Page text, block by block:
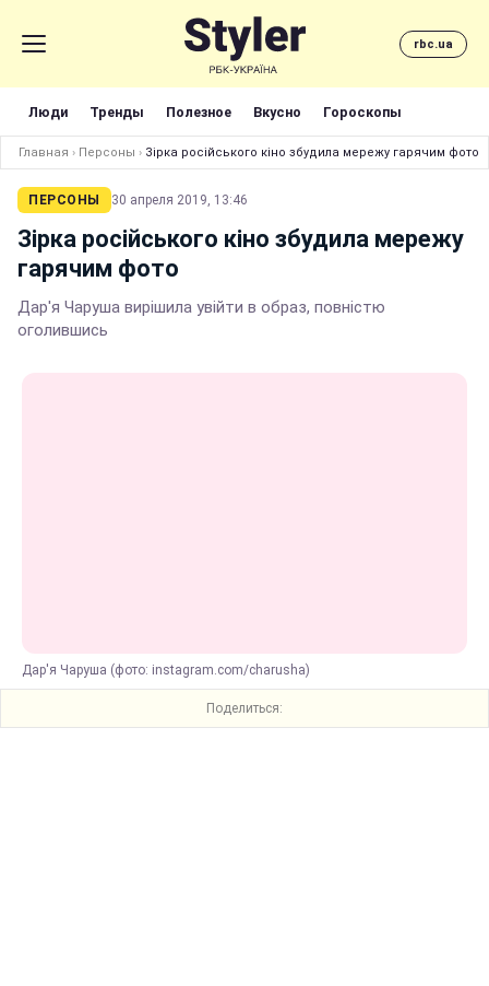
rbc.ua
Люди Тренды Полезное Вкусно Гороскопы
Главная › Персоны › Зірка російського кіно збудила мережу гарячим фото
ПЕРСОНЫ 30 апреля 2019, 13:46
Зірка російського кіно збудила мережу
гарячим фото
Дар'я Чаруша вирішила увійти в образ, повністю
оголившись
Дар'я Чаруша (фото: instagram.com/charusha)
Поделиться: